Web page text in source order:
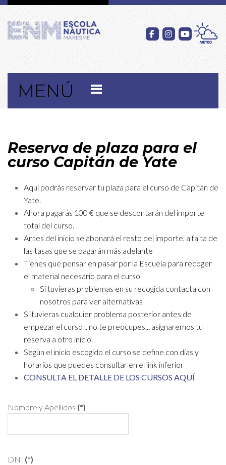
MENÚ
Reserva de plaza para el
curso Capitán de Yate
Aquí podrás reservar tu plaza para el curso de Capitán de
Yate.
Ahora pagarás 100 € que se descontarán del importe
total del curso.
Antes del inicio se abonará el resto del importe, a falta de
las tasas que se pagarán más adelante
Tienes que pensar en pasar por la Escuela para recoger
el material necesario para el curso
Si tuvieras problemas en su recogida contacta con
nosotros para ver alternativas
Si tuvieras cualquier problema posterior antes de
empezar el curso .. no te preocupes... asignaremos tu
reserva a otro inicio.
Según el inicio escogido el curso se define con días y
horarios que puedes consultar en el link inferior
CONSULTA EL DETALLE DE LOS CURSOS AQUÍ
Nombre y Apellidos (*)
DNI (*)